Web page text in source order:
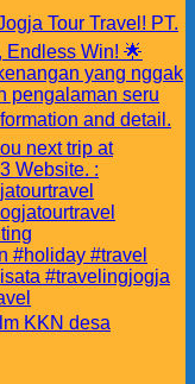
KKN desa